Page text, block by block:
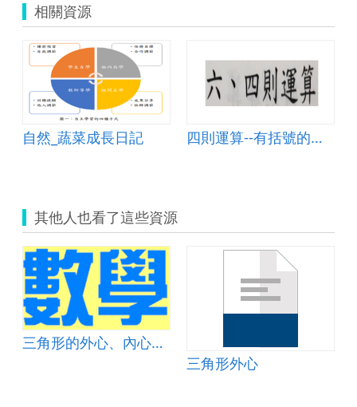
相關資源
自然_蔬菜成長日記 四則運算--有括號的加減算式
其他人也看了這些資源
三角形的外心、內心與重心
三角形外心